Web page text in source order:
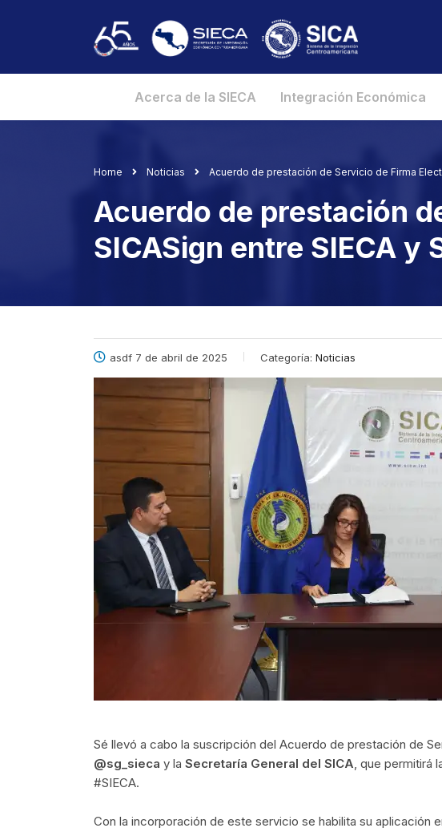
Acerca de la SIECA Integración Económica
Home Noticias Acuerdo de prestación de Servicio de Firma
Acuerdo de prestación
SICASign entre SIECA y
asdf 7 de abril de 2025 Categoría: Noticias
Sé llevó a cabo la suscripción del Acuerdo de prestación de
@sg_sieca y la Secretaría General del SICA, que permitirá
#SIECA.
Con la incorporación de este servicio se habilita su aplicación